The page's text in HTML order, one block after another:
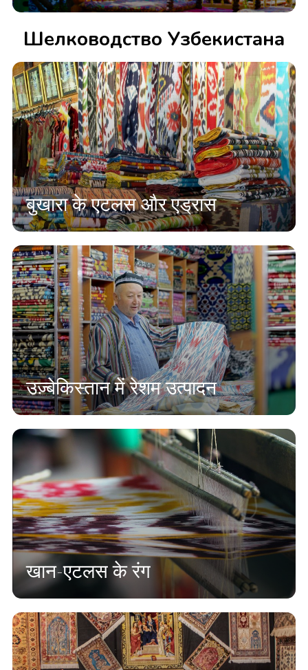
Шелководство Узбекистана
बुखारा के एटलस और एड्रास
उज़्बेकिस्तान में रेशम उत्पादन
खान-एटलस के रंग